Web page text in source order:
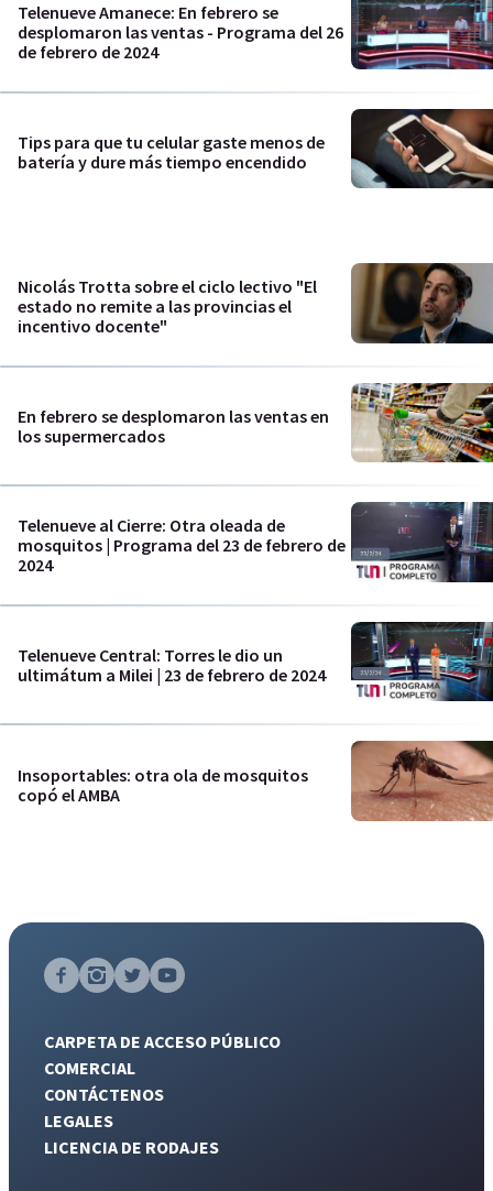
Telenueve Amanece: En febrero se
desplomaron las ventas - Programa del 26
de febrero de 2024
Tips para que tu celular gaste menos de
batería y dure más tiempo encendido
Nicolás Trotta sobre el ciclo lectivo "El
estado no remite a las provincias el
incentivo docente"
En febrero se desplomaron las ventas en
los supermercados
Telenueve al Cierre: Otra oleada de
mosquitos | Programa del 23 de febrero de
2024
Telenueve Central: Torres le dio un
ultimátum a Milei | 23 de febrero de 2024
Insoportables: otra ola de mosquitos
copó el AMBA
CARPETA DE ACCESO PÚBLICO
COMERCIAL
CONTÁCTENOS
LEGALES
LICENCIA DE RODAJES